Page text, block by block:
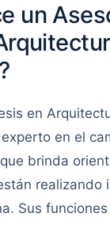
un
en
en el
brinda
realizando
Sus